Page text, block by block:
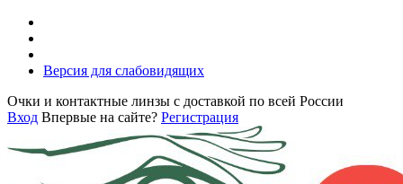
Версия для слабовидящих
Очки и контактные линзы с доставкой по всей России
Вход Впервые на сайте? Регистрация